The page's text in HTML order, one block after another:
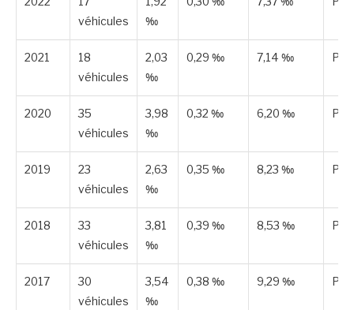
véhicules
‰
2021
18
véhicules
2,03
‰
0,29 ‰ 7,14 ‰
2020
35
véhicules
3,98
‰
0,32 ‰ 6,20 ‰
2019
23
véhicules
2,63
‰
0,35 ‰ 8,23 ‰
2018
33
véhicules
3,81
‰
0,39 ‰ 8,53 ‰
2017
30
véhicules
3,54
‰
0,38 ‰ 9,29 ‰